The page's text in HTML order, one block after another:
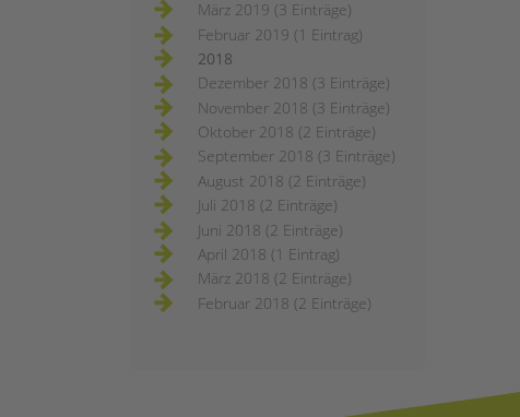
März 2019 (3 Einträge)
Februar 2019 (1 Eintrag)
2018
Dezember 2018 (3 Einträge)
November 2018 (3 Einträge)
Oktober 2018 (2 Einträge)
September 2018 (3 Einträge)
August 2018 (2 Einträge)
Juli 2018 (2 Einträge)
Juni 2018 (2 Einträge)
April 2018 (1 Eintrag)
März 2018 (2 Einträge)
Februar 2018 (2 Einträge)